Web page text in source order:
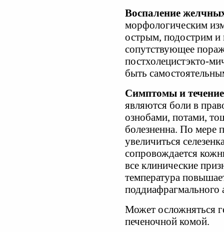
Воспаление
морфологическим
острым, подострим и
сопутствующее
постхолецистэкто-
быть
Симптомы и
являются боли в
ознобами, потами,
болезненна. По мере
увеличиться
сопровождается
все клинические
температура
поддиафрагмального
Может осложняться
печеночной комой.